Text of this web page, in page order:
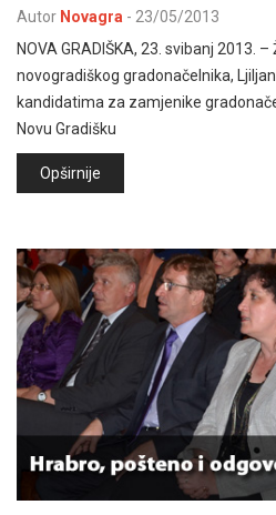
Autor Novagra - 23/05/2013
NOVA GRADIŠKA, 23. svibanj 2013.
novogradiškog gradonačelnika,
kandidatima za zamjenike
Novu Gradišku
Opširnije